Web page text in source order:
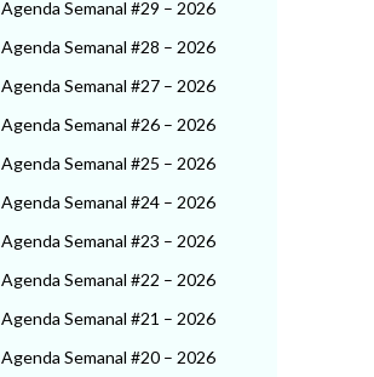
Agenda Semanal #29 – 2026
Agenda Semanal #28 – 2026
Agenda Semanal #27 – 2026
Agenda Semanal #26 – 2026
Agenda Semanal #25 – 2026
Agenda Semanal #24 – 2026
Agenda Semanal #23 – 2026
Agenda Semanal #22 – 2026
Agenda Semanal #21 – 2026
Agenda Semanal #20 – 2026